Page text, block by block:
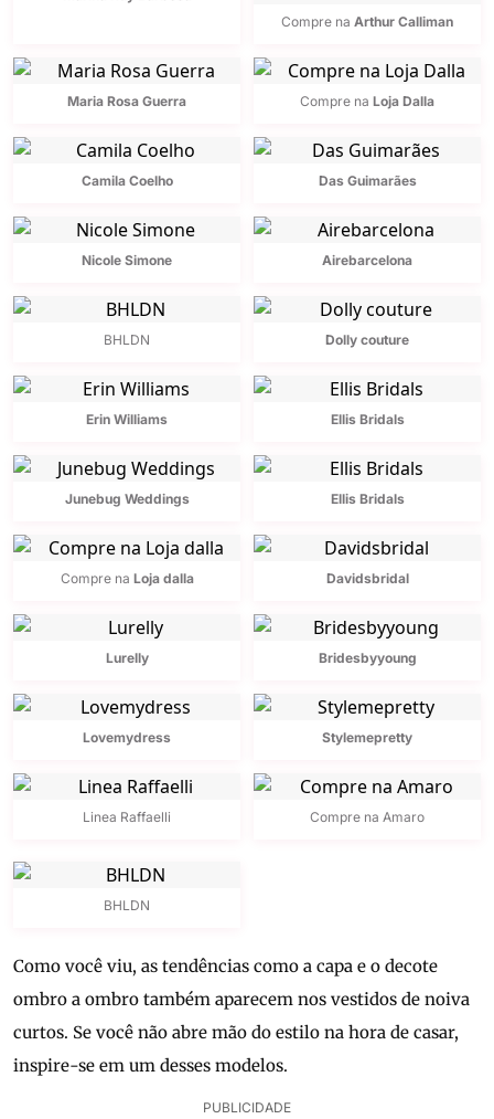
Compre na Arthur Calliman
Maria Rosa Guerra Compre na Loja Dalla
Camila Coelho Das Guimarães
Nicole Simone Airebarcelona
BHLDN Dolly couture
Erin Williams Ellis Bridals
Junebug Weddings Ellis Bridals
Compre na Loja dalla Davidsbridal
Lurelly Bridesbyyoung
Lovemydress Stylemepretty
Linea Raffaelli Compre na Amaro
BHLDN
Como você viu, as tendências como a capa e o decote
ombro a ombro também aparecem nos vestidos de noiva
curtos. Se você não abre mão do estilo na hora de casar,
inspire-se em um desses modelos.
PUBLICIDADE